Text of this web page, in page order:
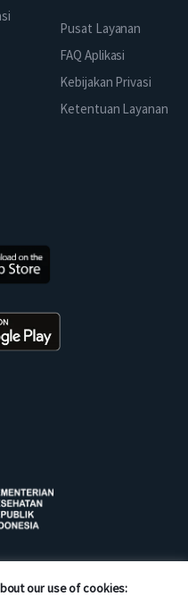
our use of cookies:
Pusat Layanan
FAQ Aplikasi
Kebijakan Privasi
Ketentuan Layanan